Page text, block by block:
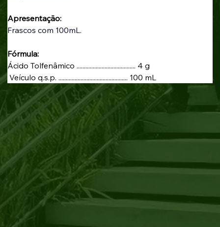
Apresentação:
Frascos com 100mL.
Fórmula:
Ácido Tolfenâmico ........................................ 4 g
Veículo q.s.p. ............................................... 100 mL